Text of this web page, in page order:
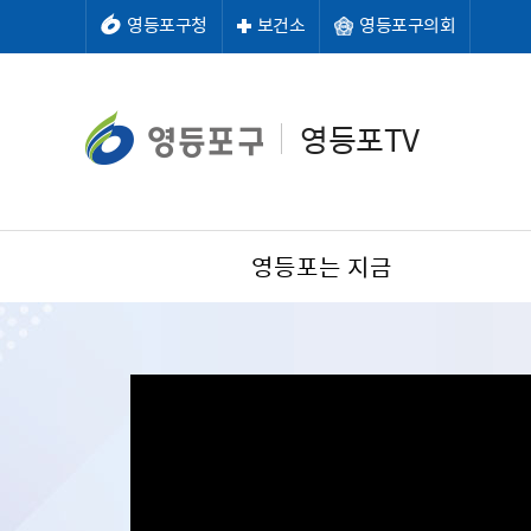
영등포구청 보건소 영등포구의회
영등포TV
영등포는 지금